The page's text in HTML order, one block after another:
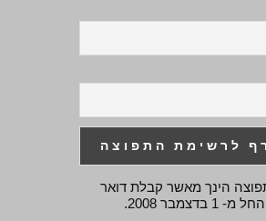
הינך מאשר קבלת דואר
2008.